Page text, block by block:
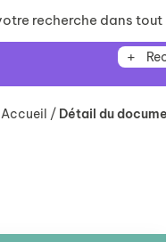
Accueil / Détail du